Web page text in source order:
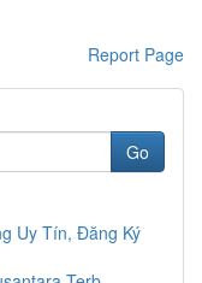
Report Page
Go
Uy Tín, Đăng Ký